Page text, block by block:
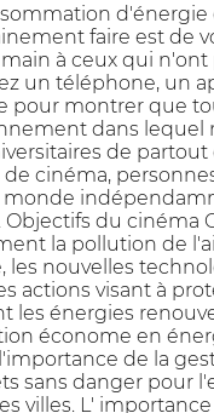
faire est de
à ceux qui n'ont
un téléphone, un
pour montrer que
dans lequel
de partout
cinéma,
du cinéma
la pollution de
les nouvelles
actions visant à
énergies
économe en
de la
sans danger pour
villes. L'